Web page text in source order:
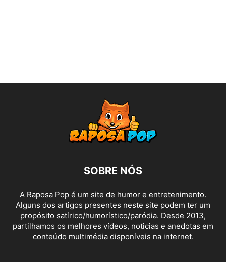
SOBRE NÓS
A Raposa Pop é um site de humor e entretenimento.
Alguns dos artigos presentes neste site podem ter um
propósito satírico/humorístico/paródia. Desde 2013,
partilhamos os melhores vídeos, noticias e anedotas em
conteúdo multimédia disponíveis na internet.